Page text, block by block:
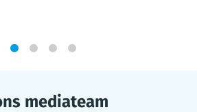
mediateam